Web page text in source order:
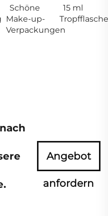
Schöne
Make-up-
Verpackungen
15 ml
Tropfflasche
Angebot
anfordern